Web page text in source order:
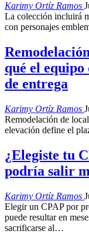
Karimy Ortíz Ramos
La colección incluirá
con personajes
qué el equipo
de entrega
Karimy Ortíz Ramos
Remodelación de
elevación define el
¿Elegiste tu
podría salir
Karimy Ortíz Ramos
Elegir un CPAP por
puede resultar en
sacrificarse al…